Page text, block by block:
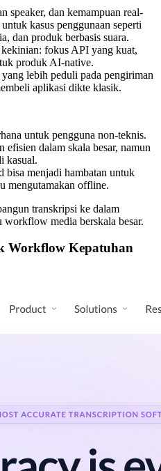
speaker, dan kemampuan real-
kasus penggunaan seperti
dan produk berbasis suara.
fokus API yang kuat,
produk AI-native.
lebih peduli pada pengiriman
aplikasi dikte klasik.
untuk pengguna non-teknis.
efisien dalam skala besar, namun
kasual.
bisa menjadi hambatan untuk
mengutamakan offline.
transkripsi ke dalam
media berskala besar.
Workflow Kepatuhan